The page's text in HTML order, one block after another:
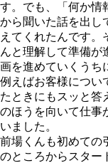
す。でも、「何か情
から聞いた話を出し
えてくれたんです。
んと理解して準備が
画を進めていくうち
例えばお客様につい
たときにもスッと答
のほうを向いて仕事
いました。
前場くんも初めての
のところからスター